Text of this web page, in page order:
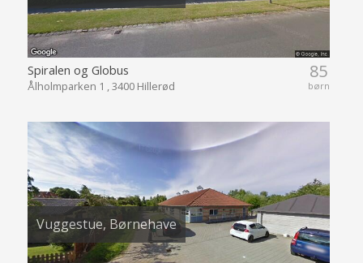
85
børn
Spiralen og Globus
Ålholmparken 1 , 3400 Hillerød
Vuggestue, Børnehave